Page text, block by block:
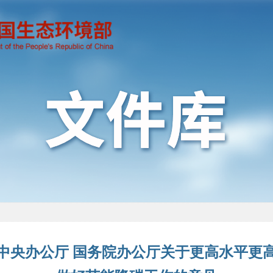
央办公厅 国务院办公厅关于更高水平更